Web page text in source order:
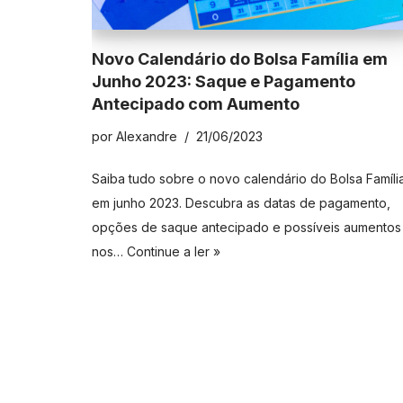
Novo Calendário do Bolsa Família em
Junho 2023: Saque e Pagamento
Antecipado com Aumento
por Alexandre 21/06/2023
Saiba tudo sobre o novo calendário do Bolsa
em junho 2023. Descubra as datas de pagamento,
opções de saque antecipado e possíveis aumentos
nos… Continue a ler »